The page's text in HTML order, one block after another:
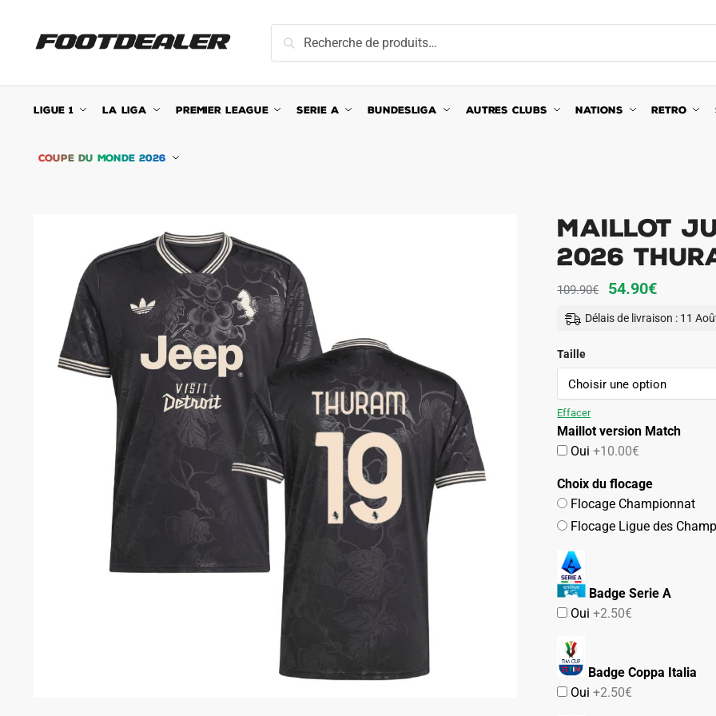
navigation
content
pour :
Recherche
LIGUE 1 LA LIGA PREMIER LEAGUE SERIE A BUNDESLIGA AUTRES CLUBS NATIONS RETRO
COUPE DU MONDE 2026
Maillot
2026
109.90€
Le
prix
109.90€.
54.90€Le
54.90€.
Délais de livraison : 11
Taille
Effacer
Maillot version Match
Oui+10.00€
Choix du flocage
Flocage Championnat
Flocage Ligue des
Badge Serie A
Oui+2.50€
Badge Coppa Italia
Oui+2.50€